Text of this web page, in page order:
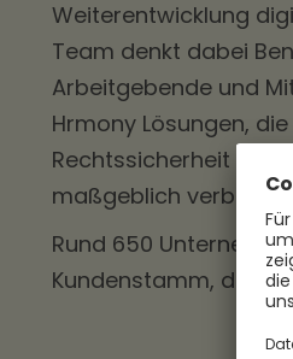
Weiterentwicklung
Team denkt dabei
Arbeitgebende und
Hrmony Lösungen,
Rechtssicherheit
maßgeblich
Rund 650
Kundenstamm, die